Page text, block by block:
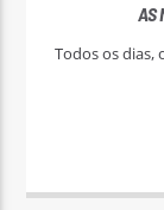
AS
Todos os dias,